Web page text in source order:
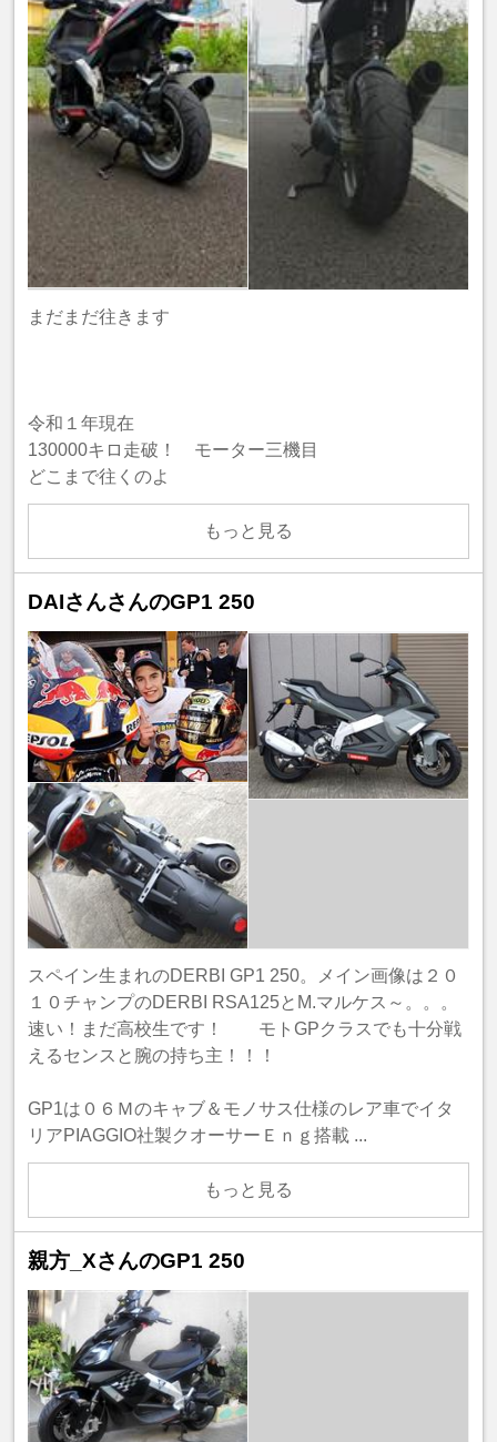
まだまだ往きます
令和１年現在
130000キロ走破！ モーター三機目
どこまで往くのよ
もっと見る
DAIさんさんのGP1 250
スペイン生まれのDERBI GP1 250。メイン画像は２０
１０チャンプのDERBI RSA125とM.マルケス～。。。
速い！まだ高校生です！ モトGPクラスでも十分戦
えるセンスと腕の持ち主！！！
GP1は０６Ｍのキャブ＆モノサス仕様のレア車でイタ
リアPIAGGIO社製クオーサーＥｎｇ搭載 ...
もっと見る
親方_XさんのGP1 250